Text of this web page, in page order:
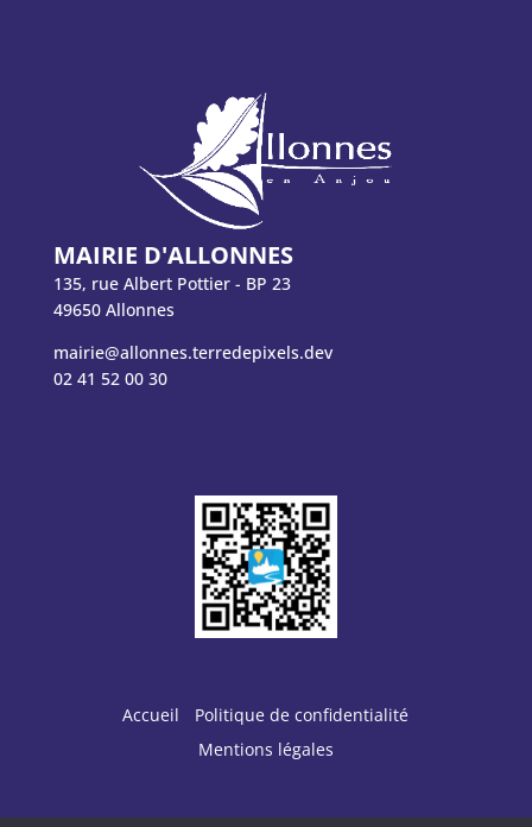
MAIRIE D'ALLONNES
135, rue Albert Pottier - BP 23
49650 Allonnes
mairie@allonnes.terredepixels.dev
02 41 52 00 30
Accueil
Politique de confidentialité
Mentions légales